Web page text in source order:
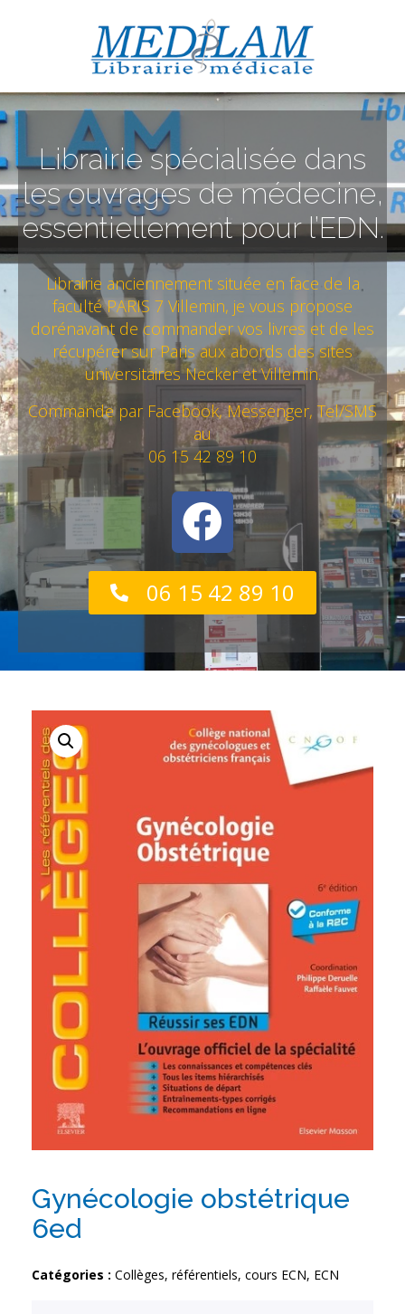
Librairie spécialisée dans
les ouvrages de médecine,
essentiellement pour l’EDN.
Librairie anciennement située en face de la
faculté PARIS 7 Villemin, je vous propose
dorénavant de commander vos livres et de les
récupérer sur Paris aux abords des sites
universitaires Necker et Villemin.
Commande par Facebook, Messenger, Tel/SMS
au
06 15 42 89 10
06 15 42 89 10
Gynécologie obstétrique
6ed
Catégories : Collèges, référentiels, cours ECN, ECN